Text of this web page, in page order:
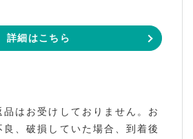
詳細はこちら
はお受けしておりません。お
良、破損していた場合、到着後